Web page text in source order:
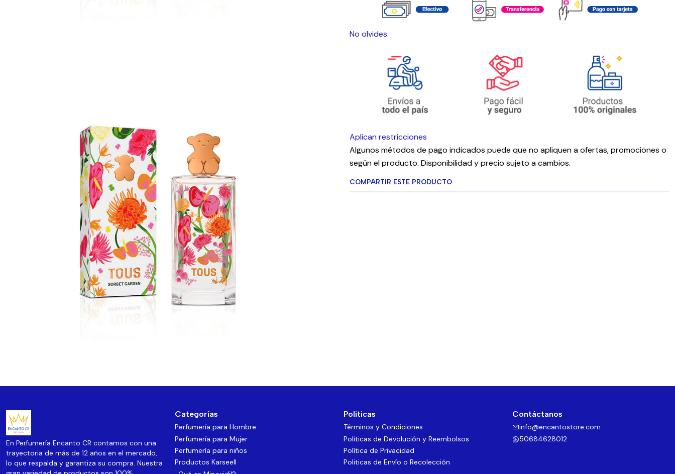
No olvides:
Aplican restricciones
Algunos métodos de pago indicados puede que no apliquen a ofertas, promociones o
según el producto. Disponibilidad y precio sujeto a cambios.
COMPARTIR ESTE PRODUCTO
En Perfumería Encanto CR contamos con una
trayectoria de más de 12 años en el mercado,
lo que respalda y garantiza su compra. Nuestra
Categorías
Perfumería para Hombre
Perfumería para Mujer
Perfumería para niños
Productos Karseell
Politicas
Términos y Condiciones
Políticas de Devolución y Reembolsos
Política de Privacidad
Politicas de Envío o Recolección
Contáctanos
info@encantostore.com
50684628012